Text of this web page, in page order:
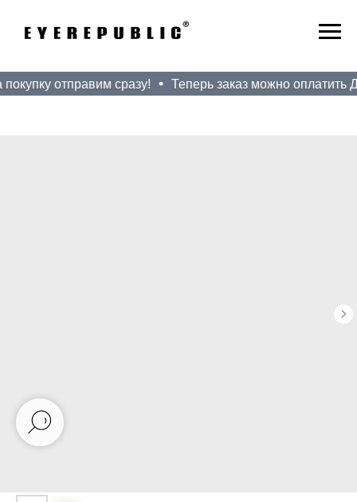
отправим сразу! Теперь заказ можно оплатить